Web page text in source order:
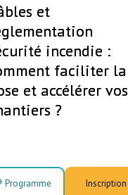
et
incendie :
faciliter la
et accélérer vos
?
Programme Inscription